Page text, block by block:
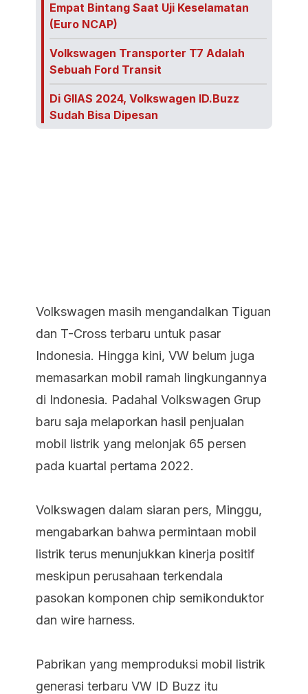
Empat Bintang Saat Uji Keselamatan
(Euro NCAP)
Volkswagen Transporter T7 Adalah
Sebuah Ford Transit
Di GIIAS 2024, Volkswagen ID.Buzz
Sudah Bisa Dipesan
Volkswagen masih mengandalkan Tiguan
dan T-Cross terbaru untuk pasar
Indonesia. Hingga kini, VW belum juga
memasarkan mobil ramah lingkungannya
di Indonesia. Padahal Volkswagen Grup
baru saja melaporkan hasil penjualan
mobil listrik yang melonjak 65 persen
pada kuartal pertama 2022.
Volkswagen dalam siaran pers, Minggu,
mengabarkan bahwa permintaan mobil
listrik terus menunjukkan kinerja positif
meskipun perusahaan terkendala
pasokan komponen chip semikonduktor
dan wire harness.
Pabrikan yang memproduksi mobil listrik
generasi terbaru VW ID Buzz itu